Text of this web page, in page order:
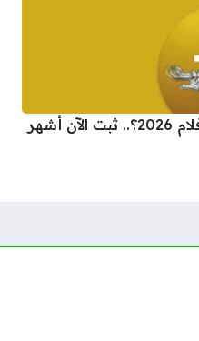
كيف تستقبل تردد قناة زي أفلام 2026؟.. ثبت الآن أشهر